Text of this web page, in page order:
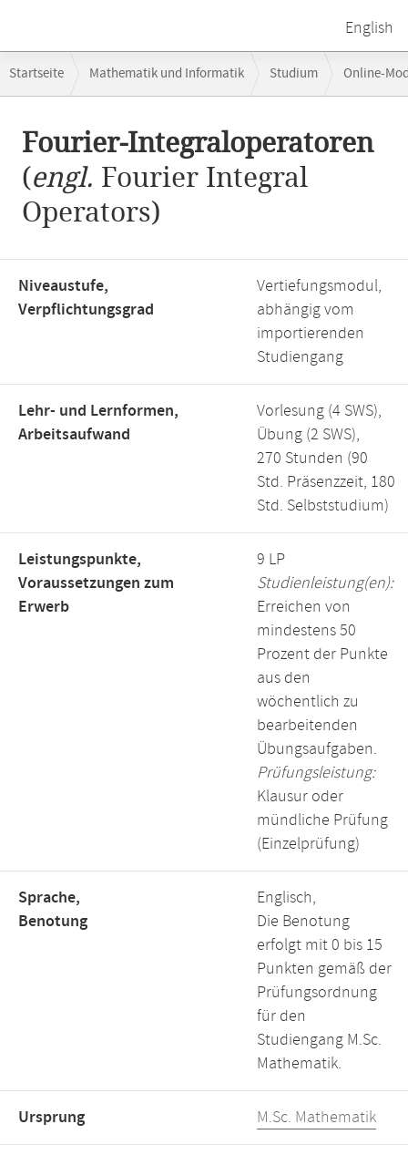
English
Navigation
Startseite Mathematik und Informatik Studium Online-
Fourier-Integraloperatoren
(engl. Fourier Integral
Operators)
Niveaustufe,
Verpflichtungsgrad
Vertiefungsmodul,
abhängig vom
importierenden
Studiengang
Lehr- und Lernformen,
Arbeitsaufwand
Vorlesung (4 SWS),
Übung (2 SWS),
270 Stunden (90
Std. Präsenzzeit, 180
Std. Selbststudium)
Leistungspunkte,
Voraussetzungen zum
Erwerb
9 LP
Studienleistung(en):
Erreichen von
mindestens 50
Prozent der Punkte
aus den
wöchentlich zu
bearbeitenden
Übungsaufgaben.
Prüfungsleistung:
Klausur oder
mündliche Prüfung
(Einzelprüfung)
Sprache,
Benotung
Englisch,
Die Benotung
erfolgt mit 0 bis 15
Punkten gemäß der
Prüfungsordnung
für den
Studiengang M.Sc.
Mathematik.
Ursprung M.Sc. Mathematik